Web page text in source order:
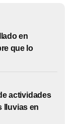
en
que lo
actividades
lluvias en